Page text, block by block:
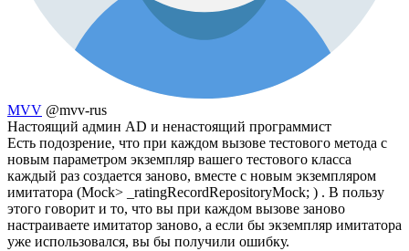
MVV @mvv-rus
Настоящий админ AD и ненастоящий программист
Есть подозрение, что при каждом вызове тестового метода с
новым параметром экземпляр вашего тестового класса
каждый раз создается заново, вместе с новым экземпляром
имитатора (Mock> _ratingRecordRepositoryMock; ) . В пользу
этого говорит и то, что вы при каждом вызове заново
настраиваете имитатор заново, а если бы экземпляр имитатора
уже использовался, вы бы получили ошибку.